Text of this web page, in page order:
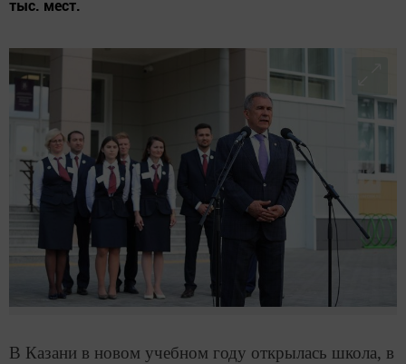
тыс. мест.
В Казани в новом учебном году открылась школа, в